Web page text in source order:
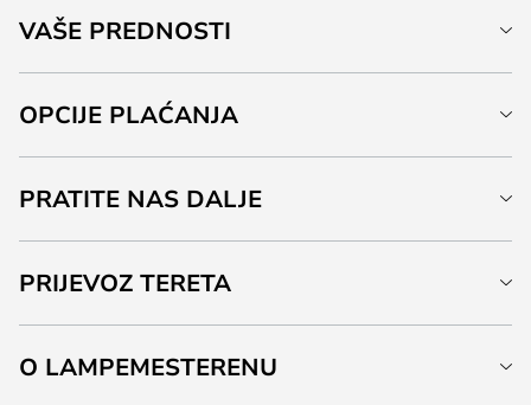
VAŠE PREDNOSTI
OPCIJE PLAĆANJA
PRATITE NAS DALJE
PRIJEVOZ TERETA
O LAMPEMESTERENU